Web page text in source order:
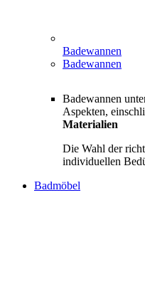
Badewannen
Badewannen
Badewannen
Aspekten,
Materialien
Die Wahl der
individuellen
Badmöbel